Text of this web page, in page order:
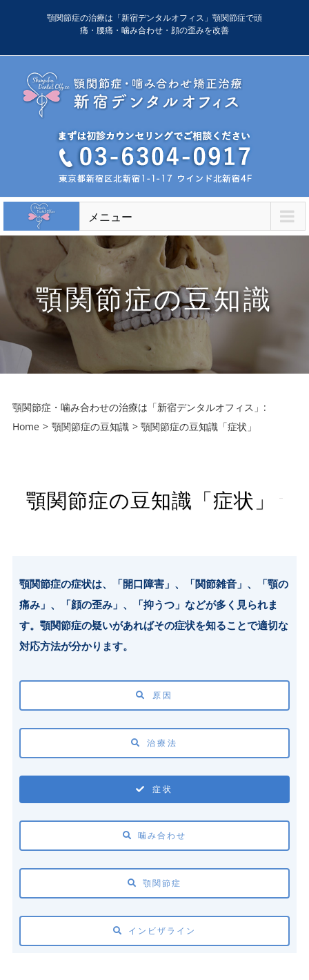
顎関節症の治療は「新宿デンタルオフィス」顎関節症で頭
痛・腰痛・噛み合わせ・顔の歪みを改善
メニュー
顎関節症の豆知識
顎関節症・噛み合わせの治療は「新宿デンタルオフィス」:
Home
顎関節症の豆知識 顎関節症の豆知識「症状」
顎関節症の豆知識「症状」
顎関節症の症状は、「開口障害」、「関節雑音」、「顎の
痛み」、「顔の歪み」、「抑うつ」などが多く見られま
す。顎関節症の疑いがあればその症状を知ることで適切な
対応方法が分かります。
原因
治療法
症状
噛み合わせ
顎関節症
インビザライン